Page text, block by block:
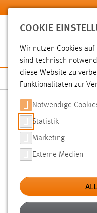
Zum Hauptinhalt springen
SUCHE
FILTER
Typ
Erstellungsdatum
COOKIE
Wir nutzen Cookies
sind technisch
diese Website zu
Funktionalitäten zur
Notwendige
Statistik
Marketing
Externe Medien